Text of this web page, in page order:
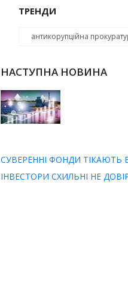
ТРЕНДИ
антикорупційна
НАСТУПНА НОВИНА
СУВЕРЕННІ ФОНДИ ТІКАЮТЬ
ІНВЕСТОРИ СХИЛЬНІ НЕ